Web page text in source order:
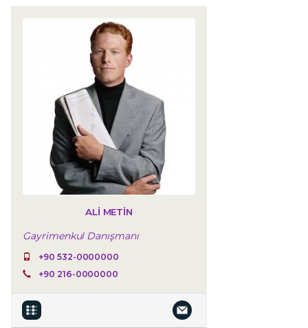
ALI METIN
Gayrimenkul Danışmanı
+90 532-0000000
+90 216-0000000